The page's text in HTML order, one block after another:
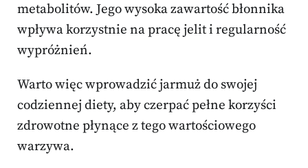
metabolitów. Jego wysoka zawartość błonnika
wpływa korzystnie na pracę jelit i regularność
wypróżnień.
Warto więc wprowadzić jarmuż do swojej
codziennej diety, aby czerpać pełne korzyści
zdrowotne płynące z tego wartościowego
warzywa.